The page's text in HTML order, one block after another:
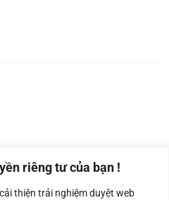
riêng tư của bạn !
thiện trải nghiệm duyệt web